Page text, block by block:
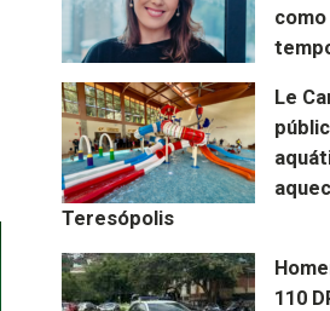
Le
Teresópolis
110